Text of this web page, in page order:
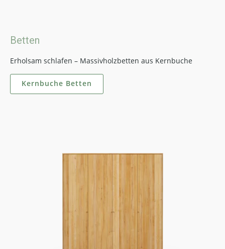
Betten
Erholsam schlafen – Massivholzbetten aus Kernbuche
Kernbuche Betten